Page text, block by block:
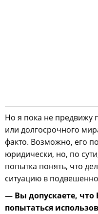
Но я пока не предвижу
или долгосрочного
факто. Возможно, его
юридически, но, по
попытка понять, что
ситуацию в
— Вы допускаете,
попытаться